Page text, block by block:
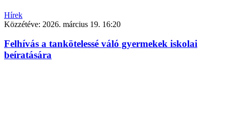
Hírek
Közzétéve: 2026. március 19. 16:20
Felhívás a tankötelessé váló gyermekek iskolai
beíratására